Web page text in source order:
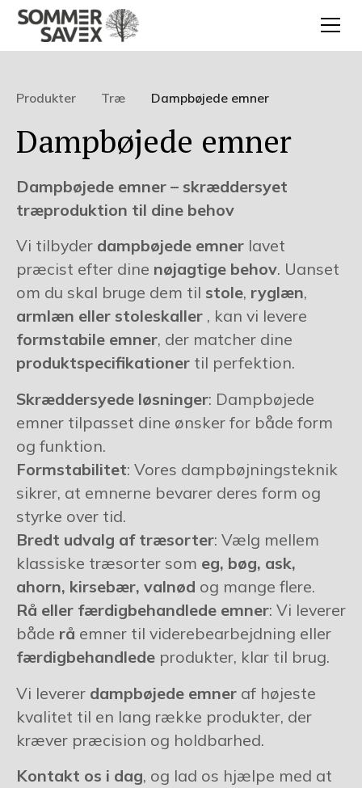
Produkter Træ Dampbøjede emner
Dampbøjede emner
Dampbøjede emner – skræddersyet
træproduktion til dine behov
Vi tilbyder dampbøjede emnerlavet
præcist efter dine nøjagtige behov. Uanset
om du skal bruge dem til stole, ryglæn,
armlæn eller stoleskaller, kan vi levere
formstabile emner, der matcher dine
produktspecifikationertil perfektion.
Skræddersyede løsninger: Dampbøjede
emner tilpasset dine ønsker for både form
og funktion.
Formstabilitet: Vores dampbøjningsteknik
sikrer, at emnerne bevarer deres form og
styrke over tid.
Bredt udvalg af træsorter: Vælg mellem
klassiske træsorter som eg, bøg, ask,
ahorn, kirsebær, valnød og mange flere.
Rå eller færdigbehandlede emner: Vi leverer
både rå emner til viderebearbejdning eller
færdigbehandledeprodukter, klar til brug.
Vi leverer dampbøjede emneraf højeste
kvalitet til en lang række produkter, der
kræver præcision og holdbarhed.
Kontakt os i dag, og lad os hjælpe med at